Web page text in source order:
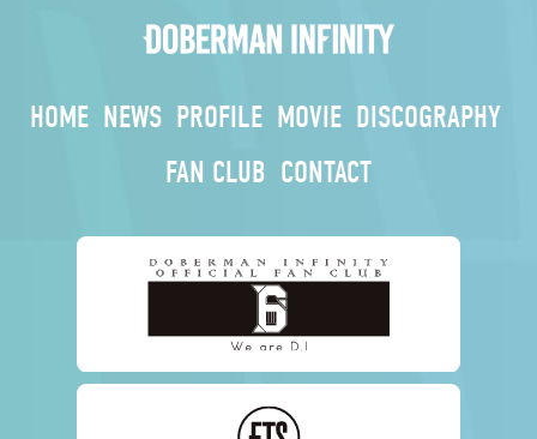
HOME NEWS PROFILE MOVIE DISCOGRAPHY
FAN CLUB CONTACT